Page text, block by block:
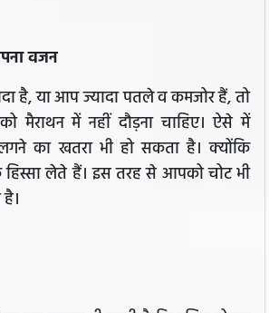
वजन
है, या आप ज्यादा पतले व कमजोर हैं, तो
मैराथन में नहीं दौड़ना चाहिए। ऐसे में
का खतरा भी हो सकता है। क्योंकि
लेते हैं। इस तरह से आपको चोट भी